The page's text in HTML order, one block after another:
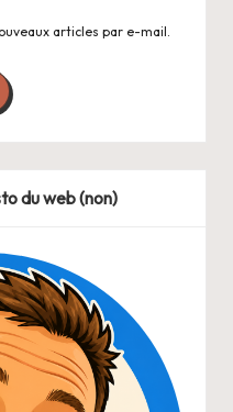
articles par e-mail.
du web (non)